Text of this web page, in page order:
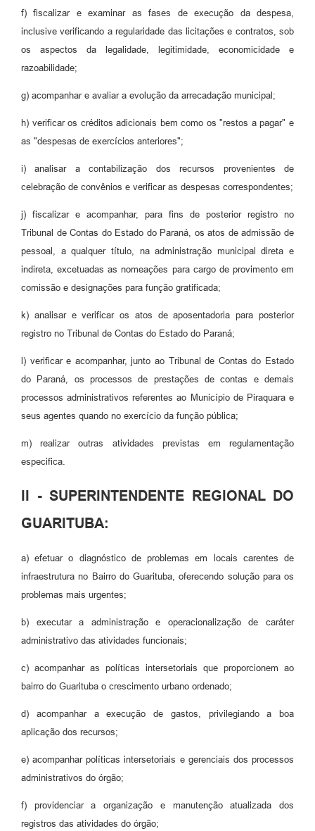
f) fiscalizar e examinar as fases de execução da despesa,
inclusive verificando a regularidade das licitações e contratos, sob
os aspectos da legalidade, legitimidade, economicidade e
razoabilidade;
g) acompanhar e avaliar a evolução da arrecadação municipal;
h) verificar os créditos adicionais bem como os "restos a pagar" e
as "despesas de exercícios anteriores";
i) analisar a contabilização dos recursos provenientes de
celebração de convênios e verificar as despesas correspondentes;
j) fiscalizar e acompanhar, para fins de posterior registro no
Tribunal de Contas do Estado do Paraná, os atos de admissão de
pessoal, a qualquer título, na administração municipal direta e
indireta, excetuadas as nomeações para cargo de provimento em
comissão e designações para função gratificada;
k) analisar e verificar os atos de aposentadoria para posterior
registro no Tribunal de Contas do Estado do Paraná;
l) verificar e acompanhar, junto ao Tribunal de Contas do Estado
do Paraná, os processos de prestações de contas e demais
processos administrativos referentes ao Município de Piraquara e
seus agentes quando no exercício da função pública;
m) realizar outras atividades previstas em regulamentação
especifica.
II - SUPERINTENDENTE REGIONAL DO
GUARITUBA:
a) efetuar o diagnóstico de problemas em locais carentes de
infraestrutura no Bairro do Guarituba, oferecendo solução para os
problemas mais urgentes;
b) executar a administração e operacionalização de caráter
administrativo das atividades funcionais;
c) acompanhar as políticas intersetoriais que proporcionem ao
bairro do Guarituba o crescimento urbano ordenado;
d) acompanhar a execução de gastos, privilegiando a boa
aplicação dos recursos;
e) acompanhar políticas intersetoriais e gerenciais dos processos
administrativos do órgão;
f) providenciar a organização e manutenção atualizada dos
registros das atividades do órgão;